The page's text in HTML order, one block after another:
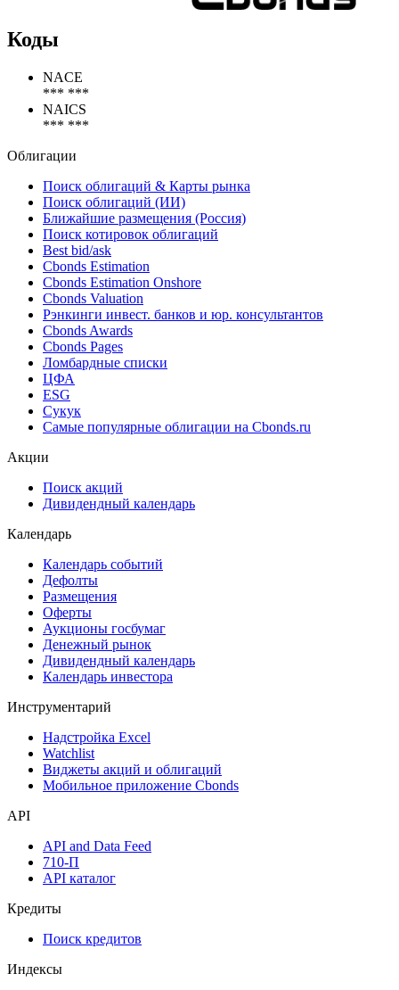
Коды
NACE
*** ***
NAICS
*** ***
Облигации
Поиск облигаций & Карты рынка
Поиск облигаций (ИИ)
Ближайшие размещения (Россия)
Поиск котировок облигаций
Best bid/ask
Cbonds Estimation
Cbonds Estimation Onshore
Cbonds Valuation
Рэнкинги инвест. банков и юр. консультантов
Cbonds Awards
Cbonds Pages
Ломбардные списки
ЦФА
ESG
Сукук
Самые популярные облигации на Cbonds.ru
Акции
Поиск акций
Дивидендный календарь
Календарь
Календарь событий
Дефолты
Размещения
Оферты
Аукционы госбумаг
Денежный рынок
Дивидендный календарь
Календарь инвестора
Инструментарий
Надстройка Excel
Watchlist
Виджеты акций и облигаций
Мобильное приложение Cbonds
API
API and Data Feed
710-П
API каталог
Кредиты
Поиск кредитов
Индексы